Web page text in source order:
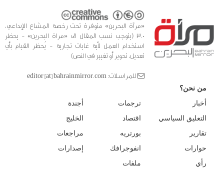
«مرآة البحرين» متوفرة تحت رخصة المشاع الإبداعي،
3.0 (يتوجب نسب المقال الى «مراة البحرين» - يحظر
استخدام العمل لأية غايات تجارية - يُحظر القيام بأي
تعديل، تحوير أو تغيير في النص)
للمراسلات: editor [at] bahrainmirror.com
من نحن؟
أخبار
التعليق السياسي
تقارير
حوارات
رأي
ترجمات
اقتصاد
بورتريه
انفوجرافك
ملفات
أجندة
الخليج
مراجعات
إصدارات